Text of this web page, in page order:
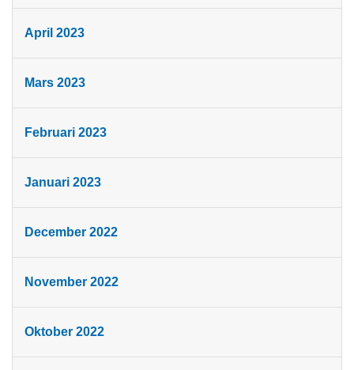
April 2023
Mars 2023
Februari 2023
Januari 2023
December 2022
November 2022
Oktober 2022